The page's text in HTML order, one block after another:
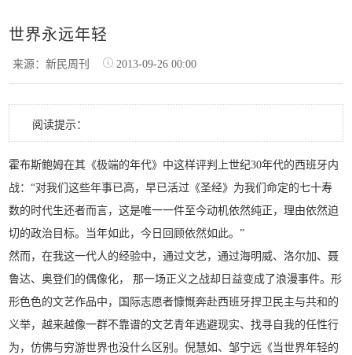
世界永远年轻
来源：新民周刊 2013-09-26 00:00
阅读提示：
霍布斯鲍姆在其《极端的年代》中这样评判上世纪30年代的西班牙内
战：“对我们这些年事已高，早已活过《圣经》为我们命定的七十寿
数的时代生还者而言，这是唯一一件至今动机依然纯正，理由依然迫
切的政治目标。当年如此，今日回顾依然如此。”
然而，在我这一代人的经验中，通过文艺，通过海明威、洛尔加、聂
鲁达、奥登们的偶像化， 那一场正义之战却日益变成了浪漫事件。形
形色色的文艺作品中，国际志愿者慷慨奔赴西班牙捍卫民主与共和的
义举，越来越像一群不靠谱的文艺青年逃避现实、找寻自我的任性行
为，仿佛与穷游世界也没什么区别。倪慧如、邹宁远《当世界年轻的